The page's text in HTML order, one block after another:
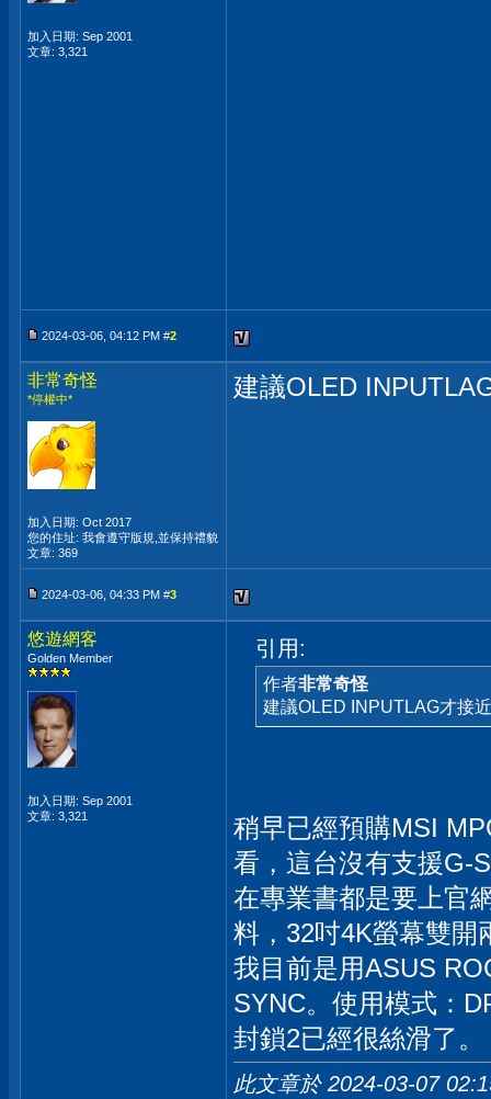
加入日期: Sep 2001
文章: 3,321
2024-03-06, 04:12 PM #2
非常奇怪
*停權中*
加入日期: Oct 2017
您的住址: 我會遵守版規,並保持禮貌
文章: 369
建議OLED
2024-03-06, 04:33 PM #3
悠遊網客
Golden Member
加入日期: Sep 2001
文章: 3,321
引用:
作者非常奇怪
建議OLED INPUTLAG才接
稍早已經預購MSI
看，這台沒有支援G-
在專業書都是要上官
料，32吋4K螢幕雙開
我目前是用ASUS
SYNC。使用模式：
封鎖2已經很絲滑了。
此文章於 2024-03-07